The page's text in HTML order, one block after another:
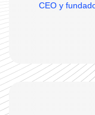
CEO y